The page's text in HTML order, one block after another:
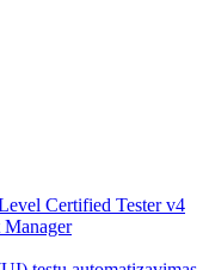
Certified Tester v4